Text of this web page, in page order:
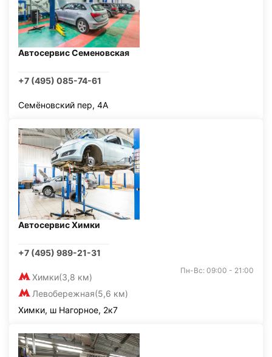
Автосервис Семеновская
+7 (495) 085-74-61
Семёновский пер, 4А
Автосервис Химки
+7 (495) 989-21-31
Химки(3,8 км)
Левобережная(5,6 км)
Пн-Вс: 09:00 - 21:00
Химки, ш Нагорное, 2к7